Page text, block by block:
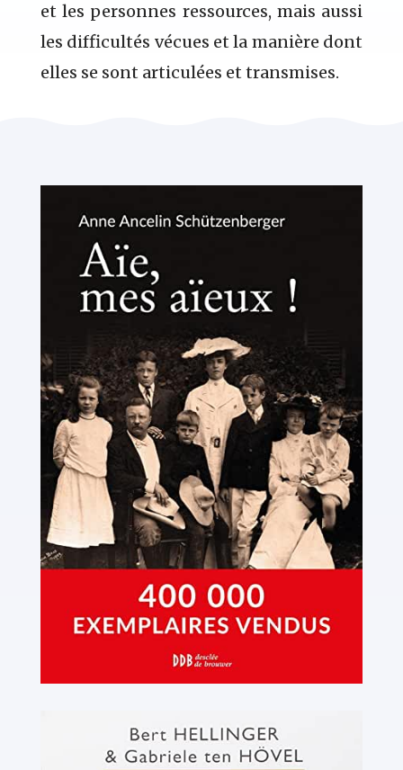
et les personnes ressources, mais aussi
les difficultés vécues et la manière dont
elles se sont articulées et transmises.